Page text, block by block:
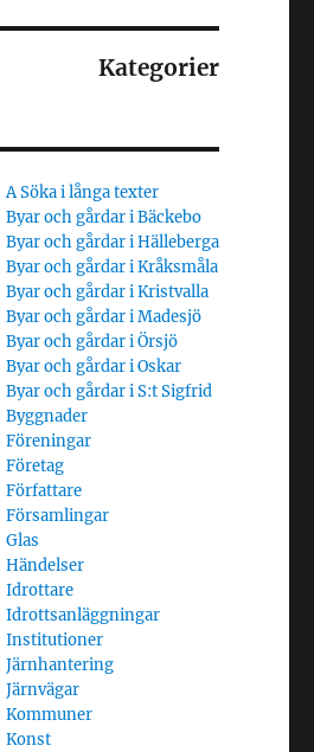
Kategorier
A Söka i långa texter
Byar och gårdar i Bäckebo
Byar och gårdar i Hälleberga
Byar och gårdar i Kråksmåla
Byar och gårdar i Kristvalla
Byar och gårdar i Madesjö
Byar och gårdar i Örsjö
Byar och gårdar i Oskar
Byar och gårdar i S:t Sigfrid
Byggnader
Föreningar
Företag
Författare
Församlingar
Glas
Händelser
Idrottare
Idrottsanläggningar
Institutioner
Järnhantering
Järnvägar
Kommuner
Konst